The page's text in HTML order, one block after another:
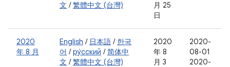
文 /繁體中文 (台灣)
月 25
日
2020
年 8 月
English / 日本語 / 한국
어 /ру́сский /简体中
文 /繁體中文 (台灣)
2020
年 8
月 3
2020-
08-01
2020-